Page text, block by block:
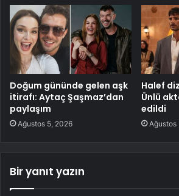
Doğum gününde gelen aşk
itirafı: Aytaç Şaşmaz’dan
paylaşım
Ağustos 5, 2026
Halef
Ünlü
edildi
Ağustos
Bir yanıt yazın